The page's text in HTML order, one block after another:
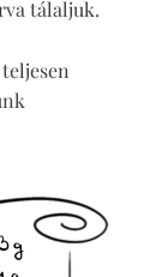
tálaljuk.